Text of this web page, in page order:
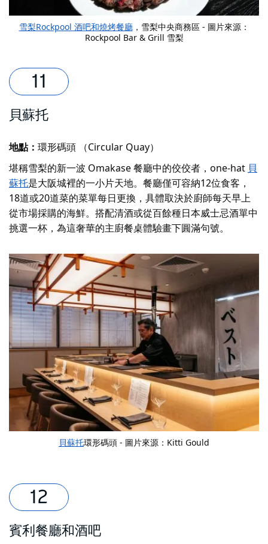
雪梨Rockpool 酒吧和燒烤餐廳，雪梨中央商務區 - 圖片來源：
Rockpool Bar & Grill 雪梨
貝蘇托
地點： 環形碼頭 （Circular Quay）
堪稱雪梨的新一波 Omakase 餐廳中的佼佼者，one-hat 貝
蘇托是大阪城裡的一小片天地。餐廳僅可容納12位食客，
18道或20道菜的菜單每日更換，具體取決於廚師每天早上
從市場採購的海鮮。搭配清酒或從百餘種日本威士忌酒單中
挑選一杯，為這奢華的主廚餐桌體驗畫下圓滿句號。
貝蘇托環形碼頭 - 圖片來源：Kitti Gould
賓利餐廳和酒吧